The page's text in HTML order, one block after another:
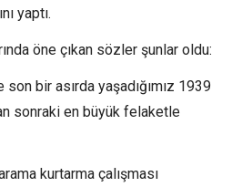
yaptı.
öne çıkan sözler şunlar oldu:
bir asırda yaşadığımız 1939
sonraki en büyük felaketle
kurtarma çalışması